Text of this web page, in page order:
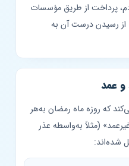
از طریق مؤسسات
درست آن به
که روزه ماه رمضان به‌هر
(مثلاً به‌واسطه عذر